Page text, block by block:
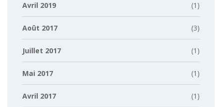
Avril 2019 (1)
Août 2017 (3)
Juillet 2017 (1)
Mai 2017 (1)
Avril 2017 (1)